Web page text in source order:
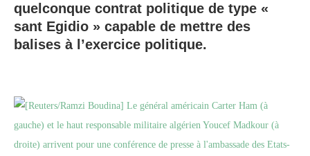
quelconque contrat politique de type «
sant Egidio » capable de mettre des
balises à l’exercice politique.